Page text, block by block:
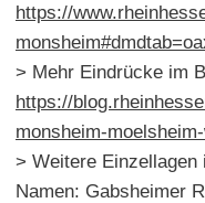
https://
> Mehr Eindrücke im
https://
monsheim-
> Weitere Einzellagen
Namen: Gabsheimer